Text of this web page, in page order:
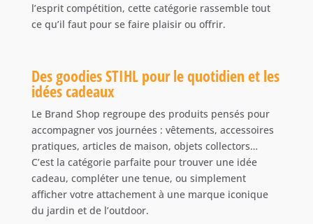
l’esprit compétition, cette catégorie rassemble tout
ce qu’il faut pour se faire plaisir ou offrir.
Des goodies STIHL pour le quotidien et les
idées cadeaux
Le Brand Shop regroupe des produits pensés pour
accompagner vos journées : vêtements, accessoires
pratiques, articles de maison, objets collectors…
C’est la catégorie parfaite pour trouver une idée
cadeau, compléter une tenue, ou simplement
afficher votre attachement à une marque iconique
du jardin et de l’outdoor.